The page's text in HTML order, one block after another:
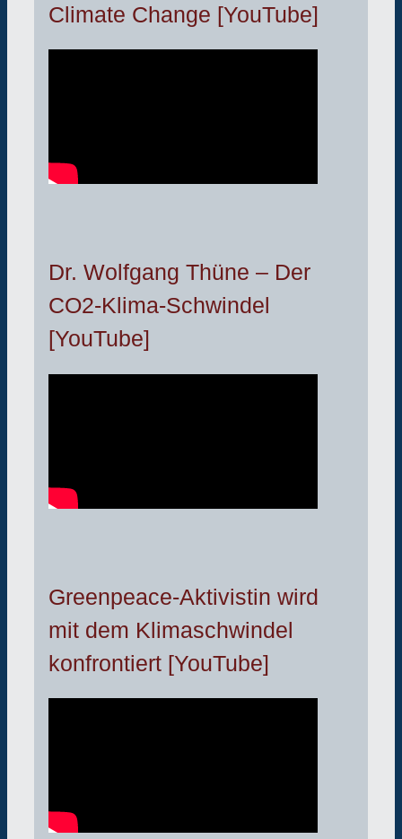
Climate Change [YouTube]
Dr. Wolfgang Thüne – Der
CO2-Klima-Schwindel
[YouTube]
Greenpeace-Aktivistin wird
mit dem Klimaschwindel
konfrontiert [YouTube]